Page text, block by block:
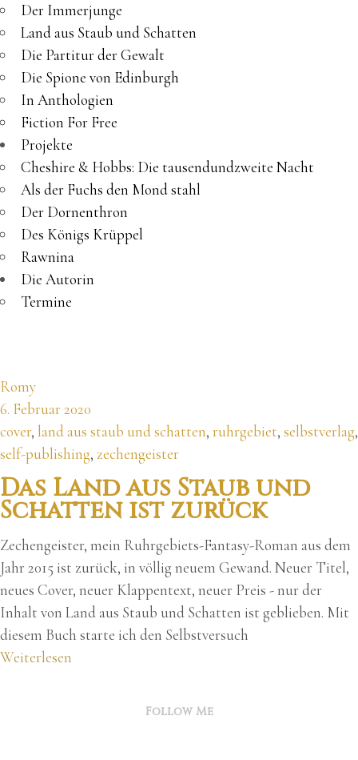
Der Immerjunge
Land aus Staub und Schatten
Die Partitur der Gewalt
Die Spione von Edinburgh
In Anthologien
Fiction For Free
Projekte
Cheshire & Hobbs: Die tausendundzweite Nacht
Als der Fuchs den Mond stahl
Der Dornenthron
Des Königs Krüppel
Rawnina
Die Autorin
Termine
Romy
6. Februar 2020
cover, land aus staub und schatten, ruhrgebiet, selbstverlag,
self-publishing, zechengeister
Das Land aus Staub und
Schatten ist zurück
Zechengeister, mein Ruhrgebiets-Fantasy-Roman aus dem
Jahr 2015 ist zurück, in völlig neuem Gewand. Neuer Titel,
neues Cover, neuer Klappentext, neuer Preis - nur der
Inhalt von Land aus Staub und Schatten ist geblieben. Mit
diesem Buch starte ich den Selbstversuch
Weiterlesen
Follow Me